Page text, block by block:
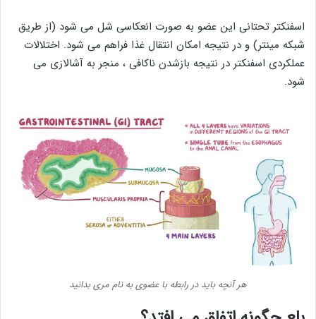
اسفنکتر تحتانی این عضو به صورت انعکاسی شل می شود (از طریق
شبکه مینتر) و در نتیجه امکان انتقال غذا فراهم می شود. اختلالات
عملکردی اسفنکتر در نتیجه بازشدن ناکافی ، منجر به آشالازی می
شود.
هر آنچه باید در رابطه با عضوی به نام مری بدانید